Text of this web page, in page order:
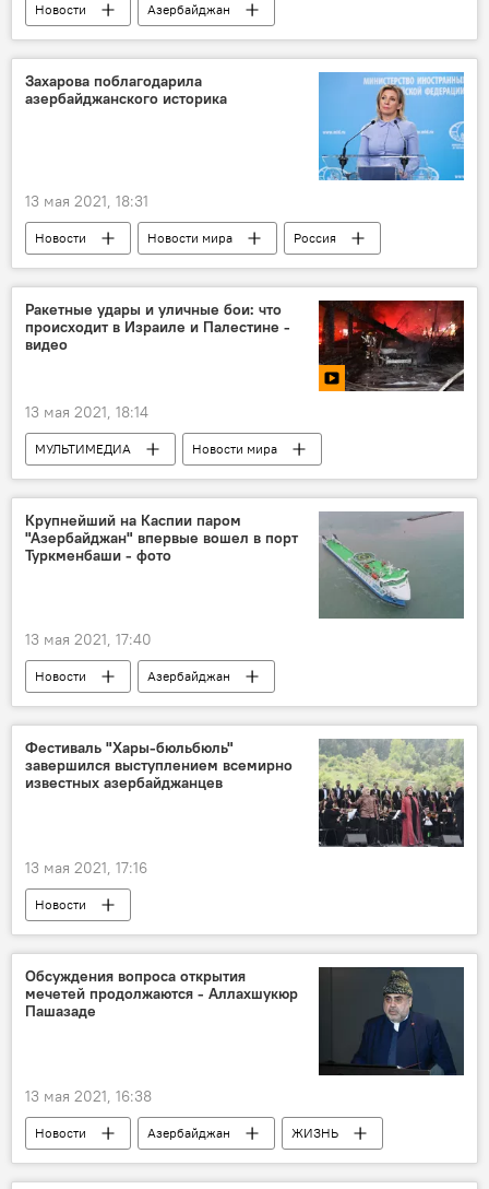
Новости
Азербайджан
Новости мира
Спорт
ЖИЗНЬ
Захарова поблагодарила
азербайджанского историка
13 мая 2021, 18:31
Новости Новости мира
Россия
ЖИЗНЬ
Мария Захарова Ученый
Ракетные удары и уличные бои: что
происходит в Израиле и Палестине -
видео
13 мая 2021, 18:14
МУЛЬТИМЕДИА
Новости мира
ЖИЗНЬ
Новости
Видео
Ситуация на границе Израиля и сектора Газа
Крупнейший на Каспии паром
"Азербайджан" впервые вошел в порт
Туркменбаши - фото
13 мая 2021, 17:40
Новости
Азербайджан
Новости мира
ЖИЗНЬ
Экономика
ЗАО "Азербайджанское Каспийское морское пароходство" (КАСПАР)
Туркменбаши
Фестиваль "Хары-бюльбюль"
завершился выступлением всемирно
известных азербайджанцев
13 мая 2021, 17:16
Новости
Фестиваль "Хары-бюльбюль": возвращение
Азербайджан
Культура
ЖИЗНЬ
Карабах
фестиваль
Шуша
Обсуждения вопроса открытия
мечетей продолжаются - Аллахшукюр
Пашазаде
13 мая 2021, 16:38
Новости Азербайджан
ЖИЗНЬ
Аллахшукюр Пашазаде
Мечети